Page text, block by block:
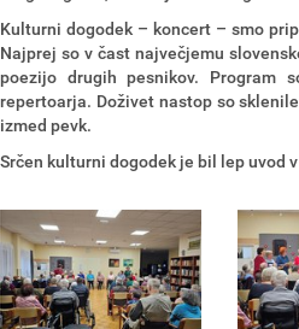
Kulturni dogodek – koncert – smo
Najprej so v čast največjemu
poezijo drugih pesnikov. Program
repertoarja. Doživet nastop so
izmed pevk.
Srčen kulturni dogodek je bil lep uvod